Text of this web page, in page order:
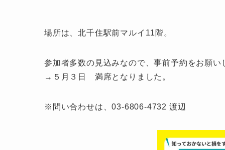
場所は、北千住駅前マルイ11階。
参加者多数の見込みなので、事前予約をお願い
→５月３日 満席となりました。
※問い合わせは、03-6806-4732 渡辺